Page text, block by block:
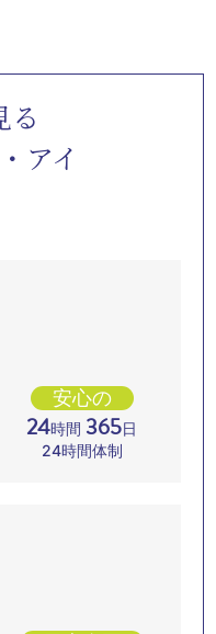
る
アイ
安心の
24時間 365日
24時間体制